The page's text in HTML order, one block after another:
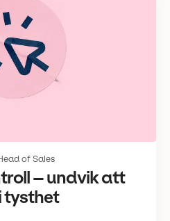
of Sales
– undvik att
tysthet